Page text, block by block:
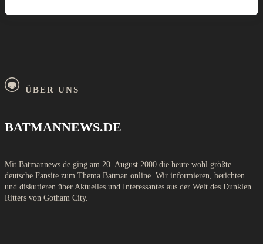
ÜBER UNS
BATMANNEWS.DE
Mit Batmannews.de ging am 20. August 2000 die heute wohl größte
deutsche Fansite zum Thema Batman online. Wir informieren, berichten
und diskutieren über Aktuelles und Interessantes aus der Welt des Dunklen
Ritters von Gotham City.